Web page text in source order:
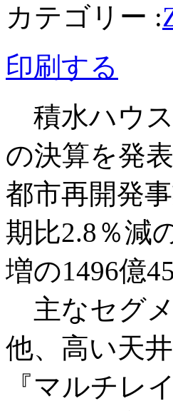
カテゴリー :
印刷する
積水ハウス
の決算を発
都市再開発
期比2.8％減
増の1496億
主なセグ
他、高い天
『マルチレ